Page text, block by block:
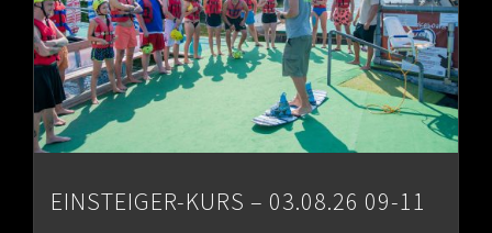
EINSTEIGER-KURS – 03.08.26 09-11